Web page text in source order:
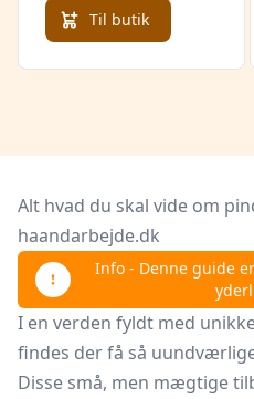
Til butik
Alt hvad du skal vide om
haandarbejde.dk
Info - Denne guide
I en verden fyldt med
findes der få så
Disse små, men mægtige